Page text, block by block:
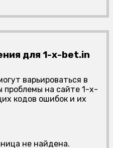
для 1-x-bet.in
варьироваться в
проблемы на сайте 1-x-
кодов ошибок и их
не найдена.